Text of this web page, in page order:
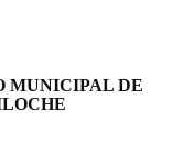
MUNICIPAL DE